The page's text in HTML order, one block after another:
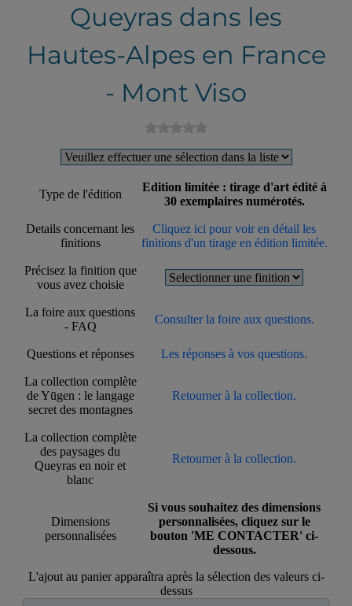
Queyras dans les
Hautes-Alpes en France
- Mont Viso
Type de l'édition
Edition limitée : tirage d'art édité à
30 exemplaires numérotés.
Details concernant les
finitions
Cliquez ici pour voir en détail les
finitions d'un tirage en édition limitée.
Précisez la finition que
vous avez choisie
La foire aux questions
- FAQ
Consulter la foire aux questions.
Questions et réponses Les réponses à vos questions.
La collection complète
de Yūgen : le langage
secret des montagnes
Retourner à la collection.
La collection complète
des paysages du
Queyras en noir et
blanc
Retourner à la collection.
Dimensions
personnalisées
Si vous souhaitez des dimensions
personnalisées, cliquez sur le
bouton 'ME CONTACTER' ci-
dessous.
L'ajout au panier apparaîtra après la sélection des valeurs ci-
dessus